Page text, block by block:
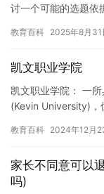
讨一个可能的选题依
他们…
教育百科 2025年8月31
凯文职业学院
凯文职业学院： 一
(Kevin University)，
教育百科 2024年12月
家长不同意可以
吗)